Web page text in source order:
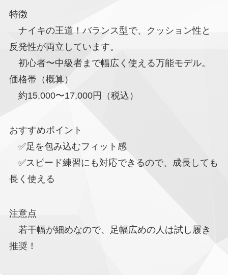
特徴
ナイキの王道！バランス型で、クッション性と
反発性が両立しています。
初心者〜中級者まで幅広く使える万能モデル。
価格帯（概算）
約15,000〜17,000円（税込）
おすすめポイント
✅足を包み込むフィット感
✅スピード練習にも対応できるので、成長しても
長く使える
注意点
若干幅が細めなので、足幅広めの人は試し履き
推奨！